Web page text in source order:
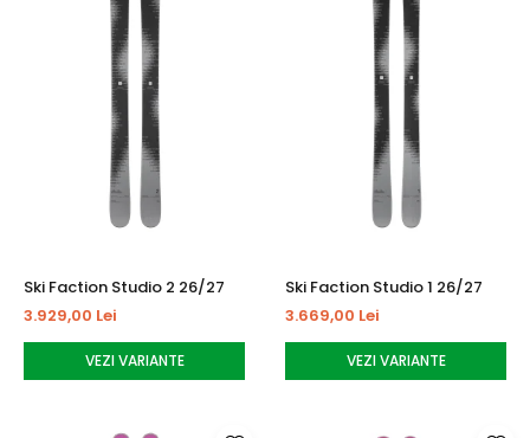
Ski Faction Studio 2 26/27
3.929,00 Lei
VEZI VARIANTE
Ski Faction Studio 1 26/27
3.669,00 Lei
VEZI VARIANTE